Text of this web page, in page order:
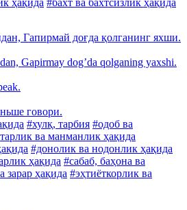
ҳақида #бахт ва бахтсизлик ҳақида
Гапирмай доғда қолганинг яхши.
Gapirmay dogʼda qolganing yaxshi.
говори.
#хулқ, тарбия #одоб ва
ва манманлик ҳақида
#донолик ва нодонлик ҳақида
ҳақида #сабаб, баҳона ва
зарар ҳақида #эҳтиёткорлик ва